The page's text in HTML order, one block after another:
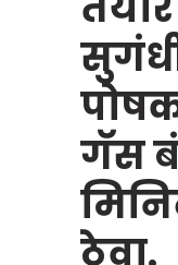
गॅस
ठेवा.